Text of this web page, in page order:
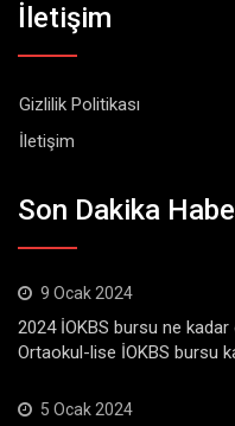
İletişim
Gizlilik Politikası
İletişim
Son Dakika
9 Ocak 2024
2024 İOKBS bursu ne
Ortaokul-lise İOKBS bursu
5 Ocak 2024